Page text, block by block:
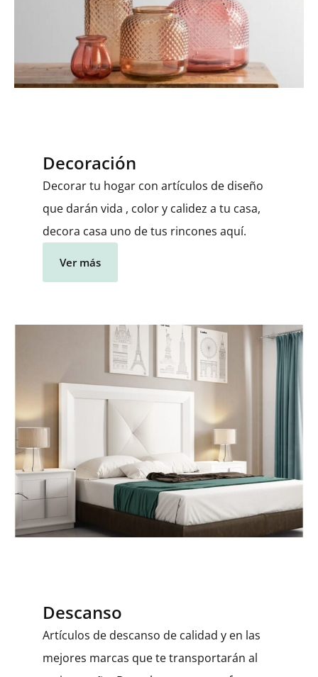
Decoración
Decorar tu hogar con artículos de diseño
que darán vida , color y calidez a tu casa,
decora casa uno de tus rincones aquí.
Ver más
Descanso
Artículos de descanso de calidad y en las
mejores marcas que te transportarán al